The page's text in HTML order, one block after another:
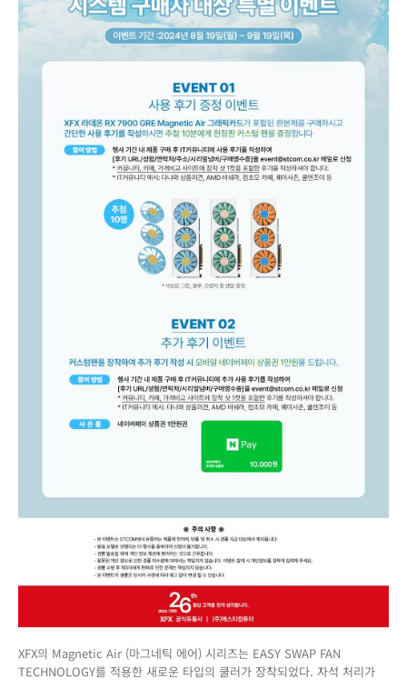
정
판
커
스
러
추
첨
증
이
벤
트
진
행
XFX의 Magnetic Air (마그네틱 에어) 시리즈는 EASY SWAP FAN
TECHNOLOGY를 적용한 새로운 타입의 쿨러가 장착되었다. 자석 처리가